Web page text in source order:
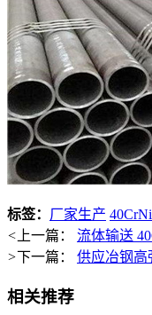
标签： 厂家生产
< 上一篇： 流体输送
>下一篇： 供应冶钢高
相关推荐